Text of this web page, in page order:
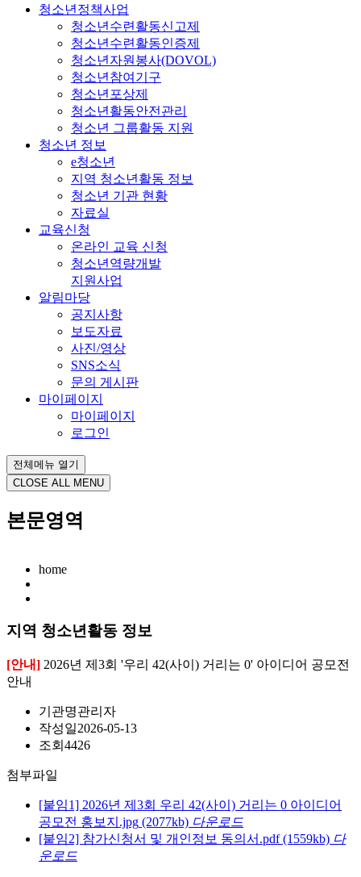
청소년정책사업
청소년수련활동신고제
청소년수련활동인증제
청소년자원봉사(DOVOL)
청소년참여기구
청소년포상제
청소년활동안전관리
청소년 그룹활동 지원
청소년 정보
e청소년
지역 청소년활동 정보
청소년 기관 현황
자료실
교육신청
온라인 교육 신청
청소년역량개발
지원사업
알림마당
공지사항
보도자료
사진/영상
SNS소식
문의 게시판
마이페이지
마이페이지
로그인
전체메뉴 열기
CLOSE ALL MENU
본문영역
home
지역 청소년활동 정보
[안내] 2026년 제3회 '우리 42(사이) 거리는 0' 아이디어 공모전
안내
기관명관리자
작성일2026-05-13
조회 4426
첨부파일
[붙임1] 2026년 제3회 우리 42(사이) 거리는 0 아이디어
공모전 홍보지.jpg (2077kb) 다운로드
[붙임2] 참가신청서 및 개인정보 동의서.pdf (1559kb) 다
운로드